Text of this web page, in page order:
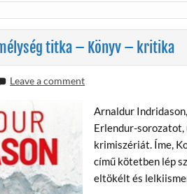
titka – Könyv – kritika
Leave a comment
Arnaldur
Erlendur-sorozatot,
krimiszériát. Íme,
című kötetben lép
eltökélt és